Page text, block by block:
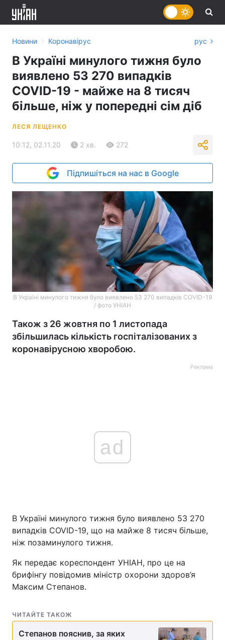
Україна Політика
Спорт Наука
Техно і зв'язок
Новини › Коронавірус рус
В Україні минулого тижня було
виявлено 53 270 випадків
COVID-19 - майже на 8 тисяч
більше, ніж у попередні сім діб
ЛЕСЯ ЛЕЩЕНКО
10:12, 02.11.20 2 хв. 272
Підпишіться на нас в Google
В Україні минулого тижня було виявлено 53 270 випадків COVID-19
/ фото УНІАН
Також з 26 жовтня по 1 листопада
збільшилась кількість госпіталізованих з
коронавірусною хворобою.
Реклама
ad
В Україні минулого тижня було виявлено 53 270
випадків COVID-19, що на майже 8 тисяч більше,
ніж позаминулого тижня.
Як передає кореспондент УНІАН, про це на
брифінгу повідомив міністр охорони здоров’я
Максим Степанов.
ЧИТАЙТЕ ТАКОЖ
Степанов пояснив, за яких